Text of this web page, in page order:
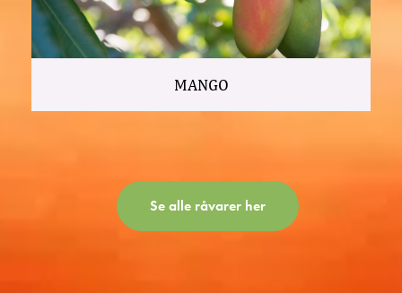
MANGO
Se alle råvarer her